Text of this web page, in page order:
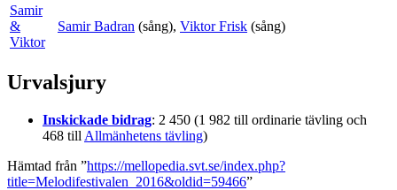
Samir
&
Viktor
Samir Badran (sång), Viktor Frisk (sång)
Urvalsjury
Inskickade bidrag: 2 450 (1 982 till ordinarie tävling och
468 till Allmänhetens tävling)
Hämtad från ”https://mellopedia.svt.se/index.php?
title=Melodifestivalen_2016&oldid=59466”